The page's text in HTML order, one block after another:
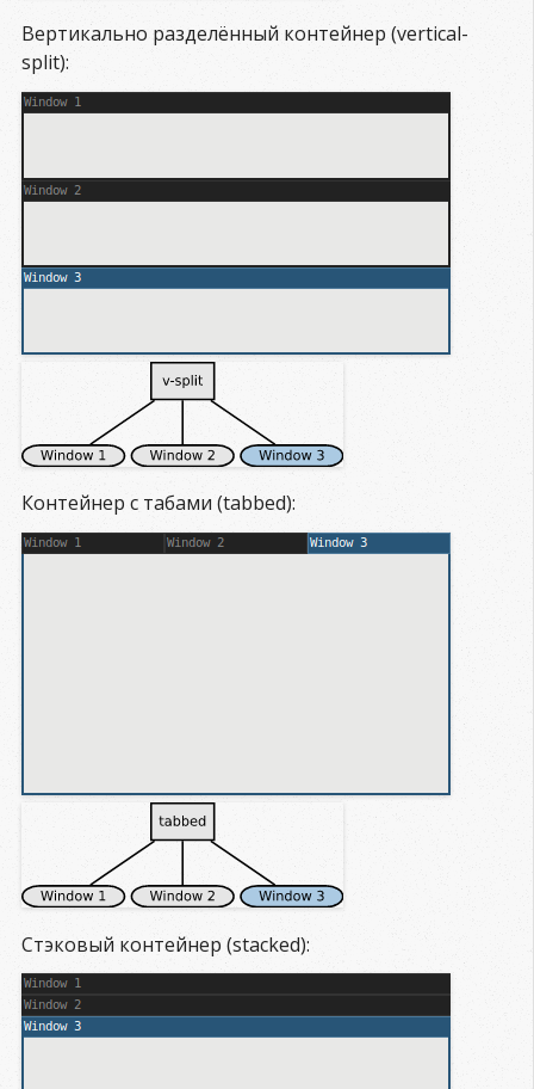
Вертикально разделённый контейнер (vertical-
split):
Контейнер с табами (tabbed):
Стэковый контейнер (stacked):